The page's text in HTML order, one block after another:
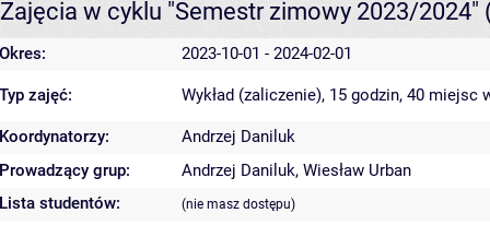
Zajęcia w cyklu "Semestr zimowy 2023/2024"
Okres: 2023-10-01 - 2024-02-01
Typ zajęć: Wykład (zaliczenie), 15 godzin, 40 miejsc
Koordynatorzy:
Andrzej Daniluk
Prowadzący grup:
Andrzej Daniluk, Wiesław Urban
Lista studentów:
(nie masz dostępu)